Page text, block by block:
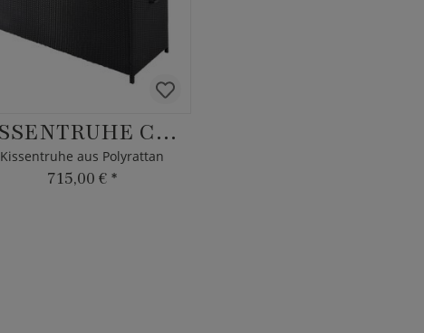
KISSENTRUHE CALVA
Kissentruhe aus Polyrattan
715,00 € *